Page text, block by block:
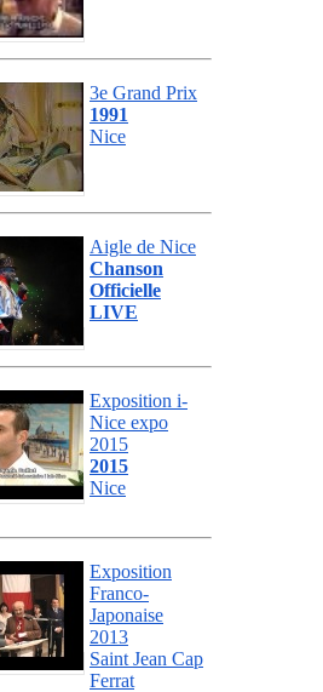
3e Grand Prix
1991
Nice
Aigle de Nice
Chanson
Officielle
LIVE
Exposition i-
Nice expo
2015
2015
Nice
Exposition
Franco-
Japonaise
2013
Saint Jean Cap
Ferrat